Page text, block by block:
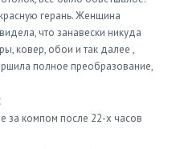
герань. Женщина
что занавески никуда
ковер, обои и так далее ,
полное преобразование,
за компом после 22-х часов